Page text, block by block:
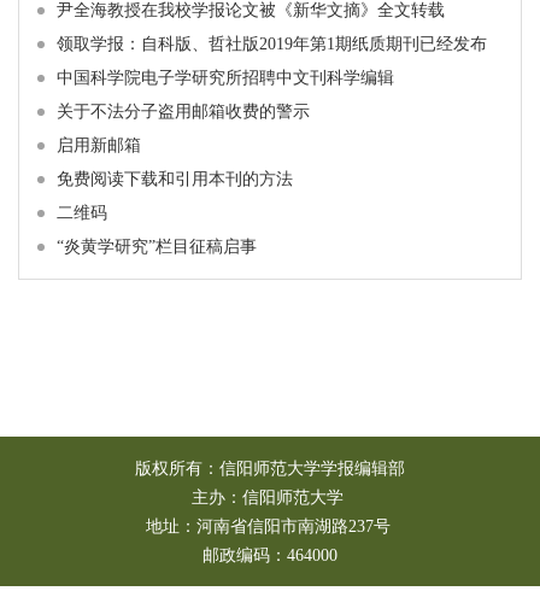
尹全海教授在我校学报论文被《新华文摘》全文转载
领取学报：自科版、哲社版2019年第1期纸质期刊已经发布
中国科学院电子学研究所招聘中文刊科学编辑
关于不法分子盗用邮箱收费的警示
启用新邮箱
免费阅读下载和引用本刊的方法
二维码
“炎黄学研究”栏目征稿启事
版权所有：信阳师范大学学报编辑部
主办：信阳师范大学
地址：河南省信阳市南湖路237号
邮政编码：464000